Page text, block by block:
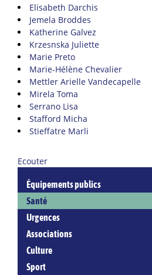
Elisabeth Darchis
Jemela Broddes
Katherine Galvez
Krzesnska Juliette
Marie Preto
Marie-Hélène Chevalier
Mettler Arielle Vandecapelle
Mirela Toma
Serrano Lisa
Stafford Micha
Stieffatre Marli
Ecouter
Équipements publics
Santé
Urgences
Associations
Culture
Sport